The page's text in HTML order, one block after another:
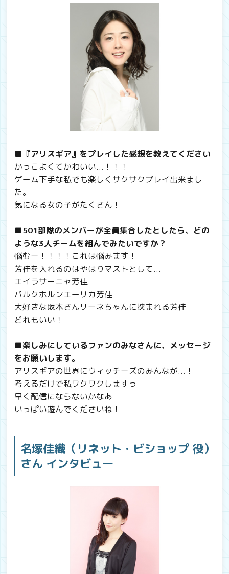
■『アリスギア』をプレイした感想を教えてください
かっこよくてかわいい...！！！
ゲーム下手な私でも楽しくサクサクプレイ出来まし
た。
気になる女の子がたくさん！
■501部隊のメンバーが全員集合したとしたら、どの
ような3人チームを組んでみたいですか？
悩むー！！！！これは悩みます！
芳佳を入れるのはやはりマストとして...
エイラサーニャ芳佳
バルクホルンエーリカ芳佳
大好きな坂本さんリーネちゃんに挟まれる芳佳
どれもいい！
■楽しみにしているファンのみなさんに、メッセージ
をお願いします。
アリスギアの世界にウィッチーズのみんなが...！
考えるだけで私ワクワクしますっ
早く配信にならないかなあ
いっぱい遊んでくださいね！
名塚佳織（リネット・ビショップ 役）
さん インタビュー